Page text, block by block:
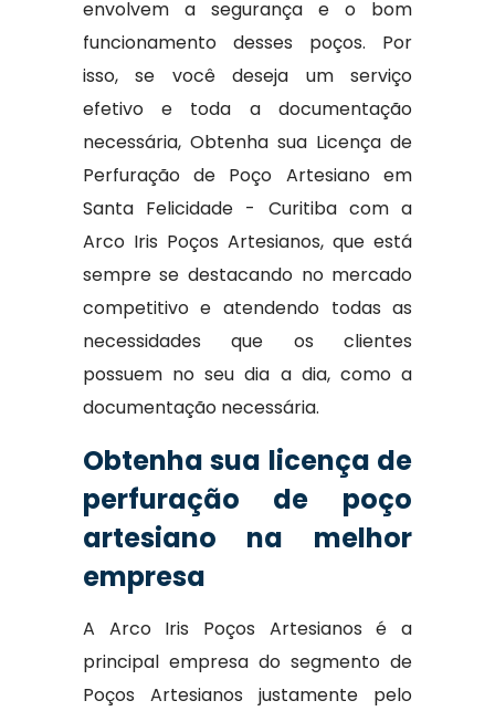
envolvem a segurança e o bom
funcionamento desses poços. Por
isso, se você deseja um serviço
efetivo e toda a documentação
necessária, Obtenha sua Licença de
Perfuração de Poço Artesiano em
Santa Felicidade - Curitiba com a
Arco Iris Poços Artesianos, que está
sempre se destacando no mercado
competitivo e atendendo todas as
necessidades que os clientes
possuem no seu dia a dia, como a
documentação necessária.
Obtenha sua licença de
perfuração de poço
artesiano na melhor
empresa
A Arco Iris Poços Artesianos é a
principal empresa do segmento de
Poços Artesianos justamente pelo